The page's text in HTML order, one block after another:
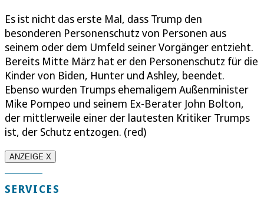
Es ist nicht das erste Mal, dass Trump den
besonderen Personenschutz von Personen aus
seinem oder dem Umfeld seiner Vorgänger entzieht.
Bereits Mitte März hat er den Personenschutz für die
Kinder von Biden, Hunter und Ashley, beendet.
Ebenso wurden Trumps ehemaligem Außenminister
Mike Pompeo und seinem Ex-Berater John Bolton,
der mittlerweile einer der lautesten Kritiker Trumps
ist, der Schutz entzogen. (red)
ANZEIGE X
SERVICES